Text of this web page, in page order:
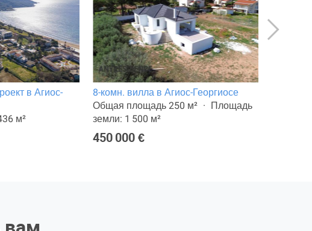
в Агиос-
м²
8-комн. вилла в Агиос-Георгиосе
Общая площадь 250 м²
Площадь
земли: 1 500 м²
450 000 €